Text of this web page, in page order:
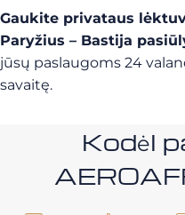
Gaukite privataus
Paryžius – Bastija
jūsų paslaugoms 24
savaitę.
Kodėl